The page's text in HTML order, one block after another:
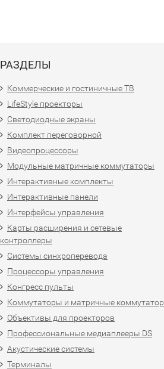
РАЗДЕЛЫ
Коммерческие и гостиничные ТВ
LifeStyle проекторы
Светодиодные экраны
Комплект переговорной
Видеопроцессоры
Модульные матричные коммутаторы
Интерактивные комплекты
Интерактивные панели
Интерфейсы управления
Карты расширения и сетевые
контроллеры
Системы синхроперевода
Процессоры управления
Конгресс пульты
Коммутаторы и матричные
Объективы для проекторов
Профессиональные медиаплееры DS
Акустические системы
Терминалы